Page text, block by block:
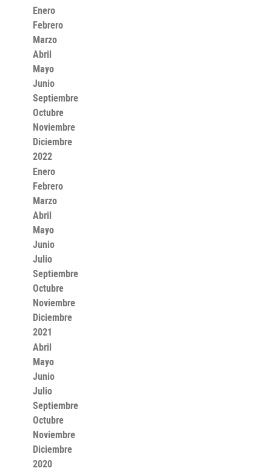
Enero
Febrero
Marzo
Abril
Mayo
Junio
Septiembre
Octubre
Noviembre
Diciembre
2022
Enero
Febrero
Marzo
Abril
Mayo
Junio
Julio
Septiembre
Octubre
Noviembre
Diciembre
2021
Abril
Mayo
Junio
Julio
Septiembre
Octubre
Noviembre
Diciembre
2020